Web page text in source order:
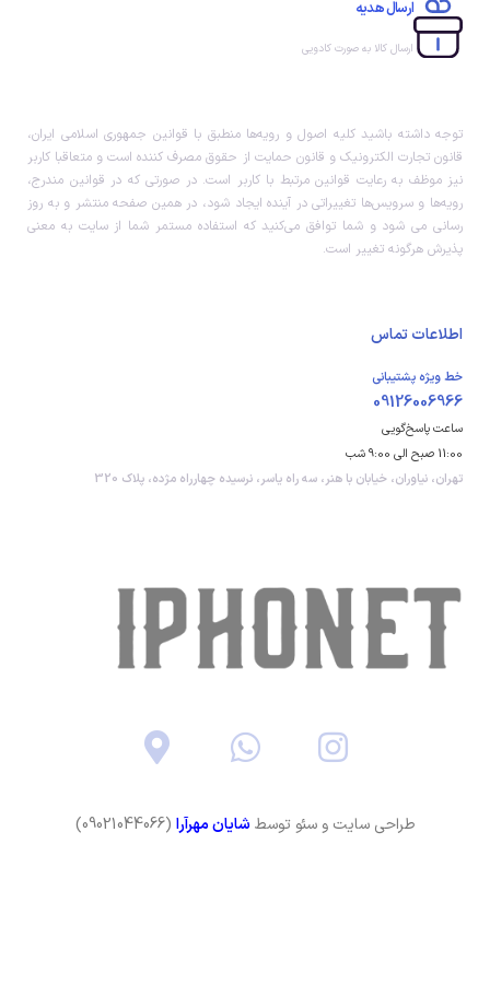
ارسال هدیه
ارسال کالا به صورت کادویی
توجه داشته باشید کلیه اصول و رویه‏‌ها منطبق با قوانین جمهوری اسلامی ایران،
قانون تجارت الکترونیک و قانون حمایت از حقوق مصرف کننده است و متعاقبا کاربر
نیز موظف به رعایت قوانین مرتبط با کاربر است. در صورتی که در قوانین مندرج،
رویه‏‌ها و سرویس‏‌ها تغییراتی در آینده ایجاد شود، در همین صفحه منتشر و به روز
رسانی می شود و شما توافق می‏‌کنید که استفاده مستمر شما از سایت به معنی
پذیرش هرگونه تغییر است.
اطلاعات تماس
خط ویژه پشتیبانی
09126006966
ساعت پاسخ‌گویی
11:00 صبح الی 9:00 شب
تهران، نیاوران، خیابان با هنر، سه راه یاسر، نرسیده چهارراه مژده، پلاک 320
طراحی سایت و سئو توسط شایان مهرآرا (09021044066)